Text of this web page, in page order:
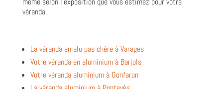
véranda.
La véranda en alu pas chère à Varages
Votre véranda en aluminium à Barjols
Votre véranda aluminium à Gonfaron